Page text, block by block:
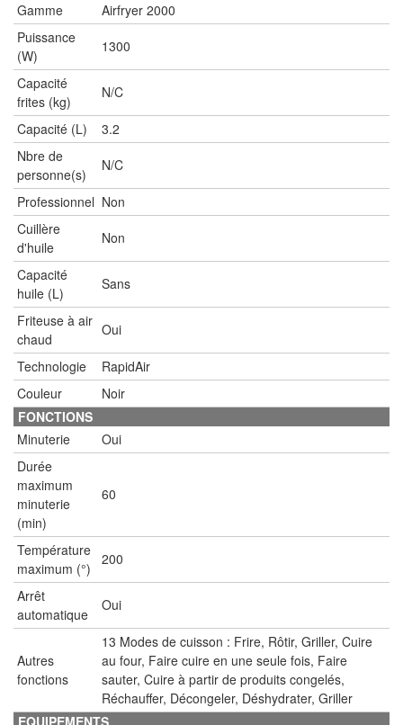
Gamme
Airfryer 2000
Puissance
(W)
1300
Capacité
frites (kg)
N/C
Capacité (L)
3.2
Nbre de
personne(s)
N/C
Professionnel Non
Cuillère
d'huile
Non
Capacité
huile (L)
Sans
Friteuse à air
chaud
Oui
Technologie
RapidAir
Couleur
Noir
FONCTIONS
Minuterie
Oui
Durée
maximum
minuterie
(min)
60
Température
maximum (°)
200
Arrêt
automatique
Oui
Autres
fonctions
13 Modes de cuisson : Frire, Rôtir, Griller, Cuire
au four, Faire cuire en une seule fois, Faire
sauter, Cuire à partir de produits congelés,
Réchauffer, Décongeler, Déshydrater, Griller
EQUIPEMENTS